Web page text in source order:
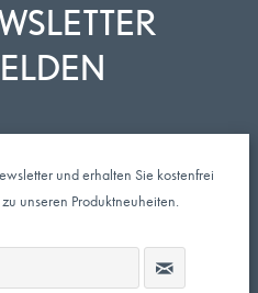
und erhalten Sie kostenfrei
unseren Produktneuheiten.